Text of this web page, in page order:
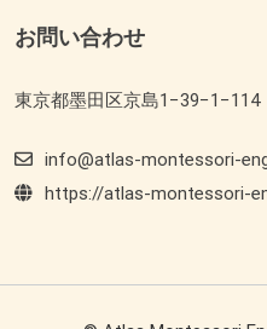
お問い合わせ
東京都墨田区京島1−39−1−114
info@atlas-montessori-
https://atlas-montessori-